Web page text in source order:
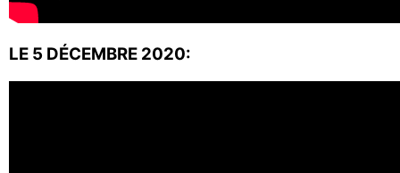
LE 5 DÉCEMBRE 2020: